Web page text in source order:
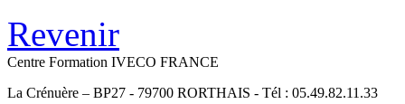
Revenir
Centre Formation IVECO FRANCE
La Crénuère – BP27 - 79700 RORTHAIS - Tél : 05.49.82.11.33